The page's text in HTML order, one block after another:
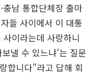
충남 통합단체장 출마
들 사이에서 이 대통
이라는데 사랑하니
낼 수 있느냐'는 질문
합니다"라고 답해 회